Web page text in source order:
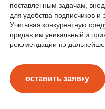
поставленным задачам,
для удобства подписчиков
Учитывая конкурентную
придав им уникальный и
рекомендации по
оставить заявку